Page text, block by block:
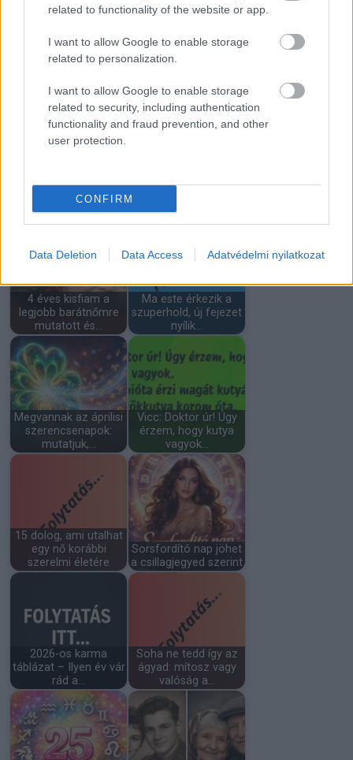
related to functionality of the website or app.
I want to allow Google to enable storage
related to personalization.
I want to allow Google to enable storage
related to security, including authentication
functionality and fraud prevention, and other
user protection.
CONFIRM
Data Deletion Data Access Adatvédelmi nyilatkozat
nyilatkozat
„Ez a te kereszted az
csillagjegyed alapján.”
csillagjegy számára
utalhatnak…
4 éves kisfiam a
legjobb barátnőmre
mutatott és…
Ma este érkezik a
szuperhold, új fejezet
nyílik…
Megvannak az áprilisi
szerencsenapok:
mutatjuk,…
Vicc: Doktor úr! Úgy
érzem, hogy kutya
vagyok…
15 dolog, ami utalhat
egy nő korábbi
szerelmi életére
Sorsfordító nap jöhet
a csillagjegyed szerint
2026-os karma
táblázat – Ilyen év vár
rád a…
Soha ne tedd így az
ágyad: mítosz vagy
valóság a…